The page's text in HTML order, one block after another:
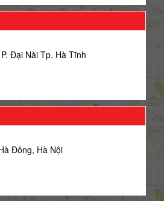
Đại Nài Tp. Hà Tĩnh
Đông, Hà Nội